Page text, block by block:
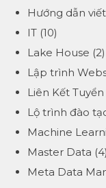
Hướng dẫn
IT (10)
Lake House (2)
Lập trình
Liên Kết
Lộ trình đào
Machine
Master Data (4)
Meta Data